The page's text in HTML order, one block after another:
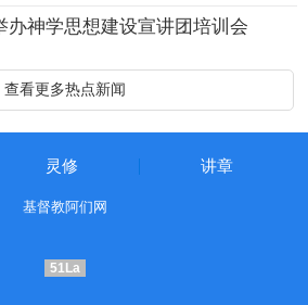
办神学思想建设宣讲团培训会
查看更多热点新闻
灵修 讲章
基督教阿们网
51La